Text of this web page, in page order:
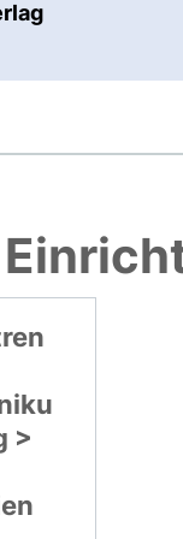
externer
>